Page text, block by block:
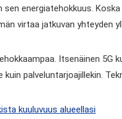
energiatehokkuus.
virtaa jatkuvan yhteyden
Itsenäinen
kuin palveluntarjoajillekin.
kuuluvuus alueellasi